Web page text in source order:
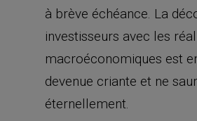
à brève échéance. La
investisseurs avec les
macroéconomiques est
devenue criante et ne
éternellement.